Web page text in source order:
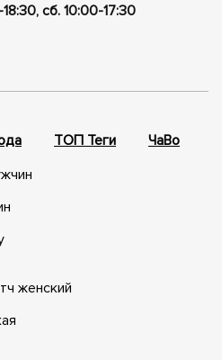
сб. 10:00-17:30
ТОП Теги ЧаВо
женский